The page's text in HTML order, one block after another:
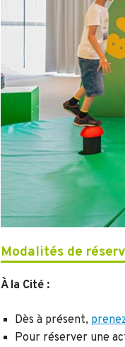
Modalités de
À la Cité :
Dès à présent,
Pour réserver une